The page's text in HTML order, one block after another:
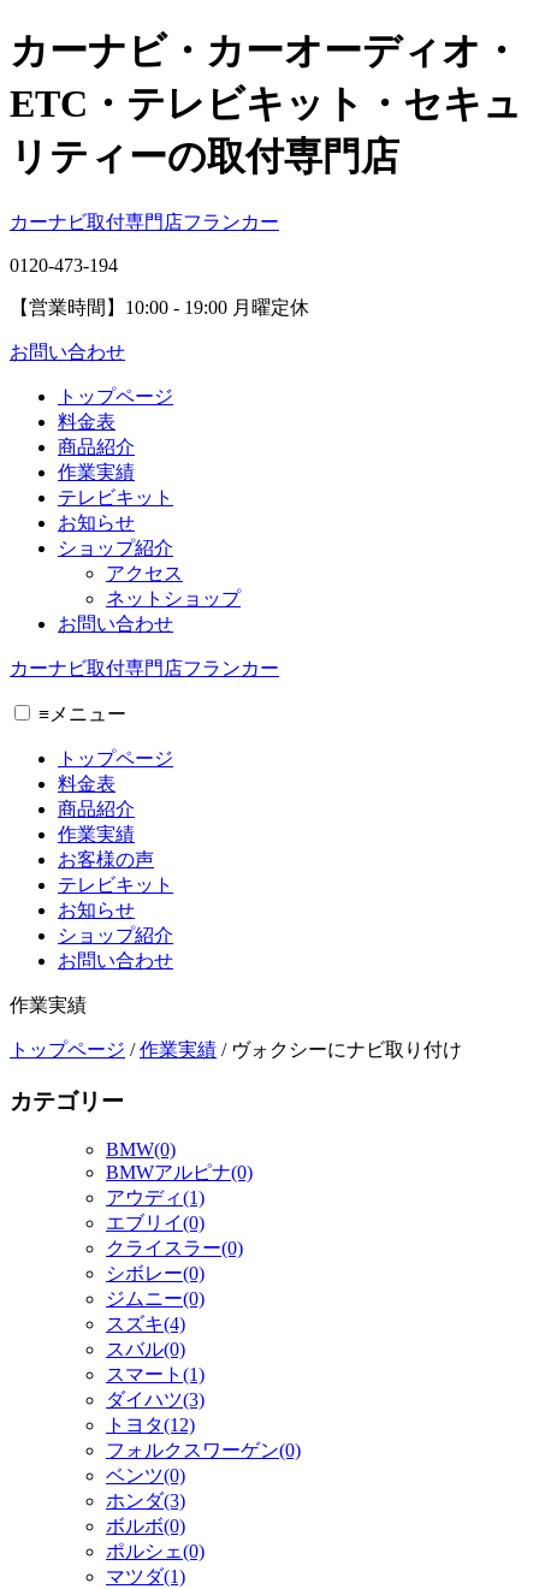
カーナビ・カーオーディオ・
ETC・テレビキット・セキュ
リティーの取付専門店
カーナビ取付専⾨店フランカー
0120-473-194
【営業時間】 10:00 - 19:00 月曜定休
お問い合わせ
トップページ
料金表
商品紹介
作業実績
テレビキット
お知らせ
ショップ紹介
アクセス
ネットショップ
お問い合わせ
カーナビ取付専⾨店フランカー
≡ メニュー
トップページ
料金表
商品紹介
作業実績
お客様の声
テレビキット
お知らせ
ショップ紹介
お問い合わせ
作業実績
トップページ /作業実績 / ヴォクシーにナビ取り付け
カテゴリー
BMW(0)
BMWアルピナ(0)
アウディ(1)
エブリイ(0)
クライスラー(0)
シボレー(0)
ジムニー(0)
スズキ(4)
スバル(0)
スマート(1)
ダイハツ(3)
トヨタ(12)
フォルクスワーゲン(0)
ベンツ(0)
ホンダ(3)
ボルボ(0)
ポルシェ(0)
マツダ(1)